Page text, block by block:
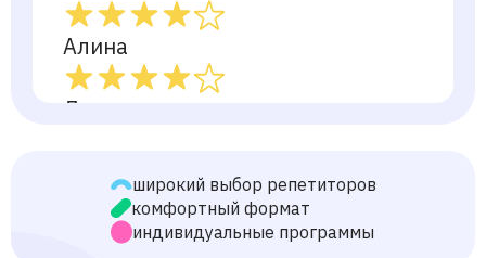
Алина
Дана
Равиль
Анна
широкий выбор репетиторов
комфортный формат
индивидуальные программы